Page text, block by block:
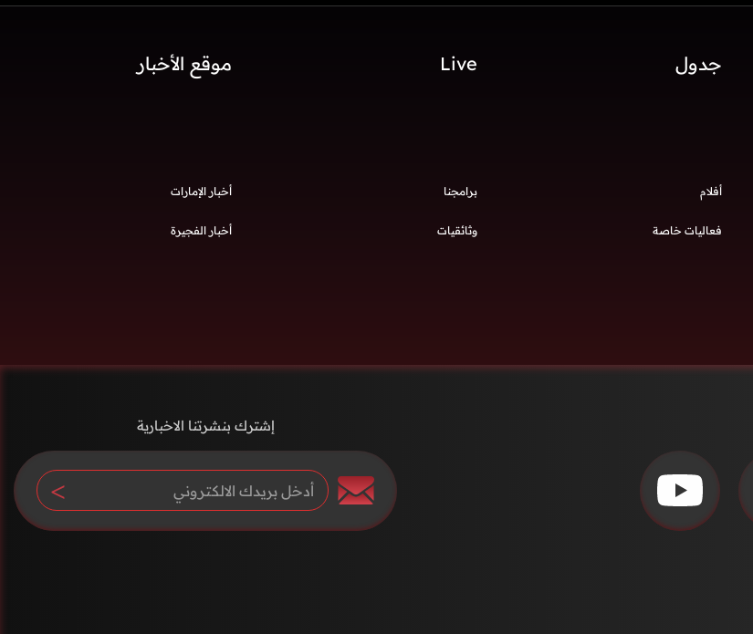
جدول Live موقع الأخبار
أفلام برامجنا
فعاليات خاصة وثائقيات
أخبار الإمارات
أخبار الفجيرة
إشترك بنشرتنا الاخبارية